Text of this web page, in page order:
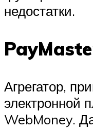
недостатки.
Агрегатор,
электронной
WebMoney.